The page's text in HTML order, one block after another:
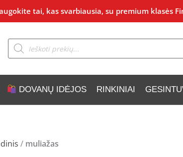
tai, kas svarbiausia, su premium klasės
Products
search
DOVANŲ IDĖJOS RINKINIAI
/ muliažas